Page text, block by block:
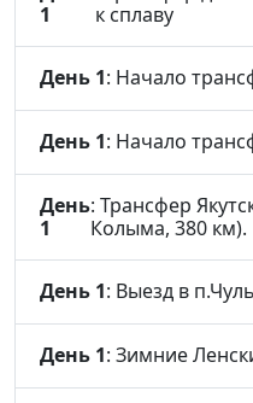
1
к сплаву
День 1: Начало
День 1: Начало
День
1
: Трансфер
Колыма, 380 км).
День 1: Выезд в
День 1: Зимние